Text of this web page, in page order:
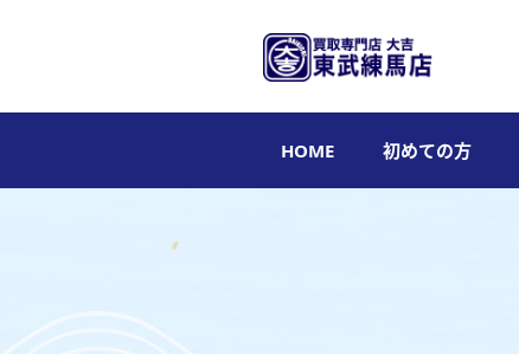
HOME 初めての方